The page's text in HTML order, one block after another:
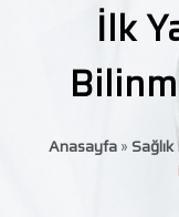
İlk
Anasayfa»